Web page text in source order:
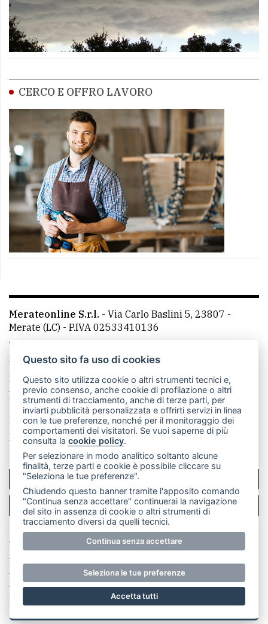
CERCO E OFFRO LAVORO
Merateonline S.r.l. - Via Carlo Baslini 5, 23807 -
Merate (LC) - P.IVA 02533410136
Telefono:
mail: redazione@merateonline.it
La redazione
CasateOnline LeccoOnline
RSS
Made by VIP
Privacy policy
Cookie policy
Rivedi le tue scelte sui cookie
SCRIVICI
PER LA TUA PUBBLICITÀ
© Copyright Merateonline S.r.l. - Tutti i diritti riservati.
E' proibita la riproduzione e pubblicazione anche
parziale di testi, articoli e immagini senza la
preventiva autorizzazione scritta dell'editore. RI Lecco
numero Rea LC 291.277 - Capitale sociale 10.329,14 €
Questo sito fa uso di cookies
Questo sito utilizza cookie o altri strumenti tecnici e,
previo consenso, anche cookie di profilazione o altri
strumenti di tracciamento, anche di terze parti, per
inviarti pubblicità personalizzata e offrirti servizi in linea
con le tue preferenze, nonché per il monitoraggio dei
comportamenti dei visitatori. Se vuoi saperne di più
consulta lacookie policy.
Per selezionare in modo analitico soltanto alcune
finalità, terze parti e cookie è possibile cliccare su
"Seleziona le tue preferenze".
Chiudendo questo banner tramite l'apposito comando
"Continua senza accettare" continuerai la navigazione
del sito in assenza di cookie o altri strumenti di
tracciamento diversi da quelli tecnici.
Continua senza accettare
Seleziona le tue preferenze
Accetta tutti